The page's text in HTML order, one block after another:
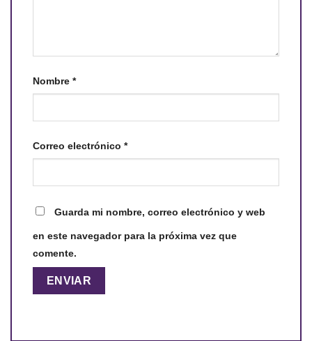
Nombre *
Correo electrónico *
Guarda mi nombre, correo electrónico y web
en este navegador para la próxima vez que
comente.